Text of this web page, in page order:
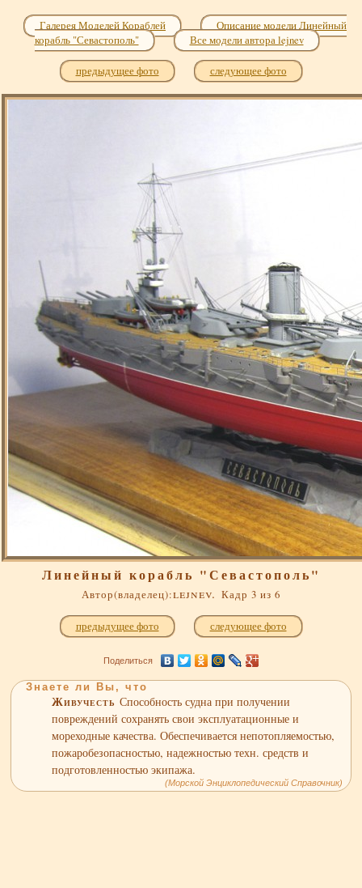
Галерея Моделей Кораблей
Описание модели Линейный
корабль "Севастополь"
Все модели автора lejnev
предыдущее фото следующее фото
Линейный корабль "Севастополь"
Автор(владелец):lejnev. Кадр 3 из 6
предыдущее фото следующее фото
Поделиться
Знаете ли Вы, что
ЖивучестьСпособность судна при получении
повреждений сохранять свои эксплуатационные и
мореходные качества. Обеспечивается непотопляемостью,
пожаробезопасностью, надежностью техн. средств и
подготовленностью экипажа.
(Морской Энциклопедический Справочник)